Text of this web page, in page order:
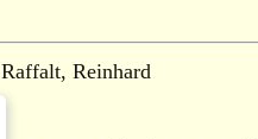
Raffalt, Reinhard